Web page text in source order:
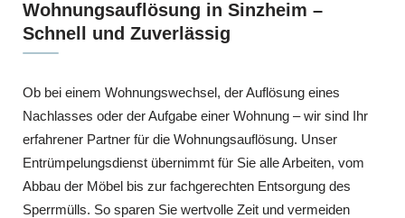
Wohnungsauflösung in Sinzheim –
Schnell und Zuverlässig
Ob bei einem Wohnungswechsel, der Auflösung eines
Nachlasses oder der Aufgabe einer Wohnung – wir sind Ihr
erfahrener Partner für die Wohnungsauflösung. Unser
Entrümpelungsdienst übernimmt für Sie alle Arbeiten, vom
Abbau der Möbel bis zur fachgerechten Entsorgung des
Sperrmülls. So sparen Sie wertvolle Zeit und vermeiden